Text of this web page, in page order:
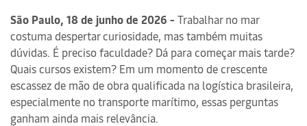
São Paulo, 18 de junho de 2026 - Trabalhar no mar
costuma despertar curiosidade, mas também muitas
dúvidas. É preciso faculdade? Dá para começar mais tarde?
Quais cursos existem? Em um momento de crescente
escassez de mão de obra qualificada na logística brasileira,
especialmente no transporte marítimo, essas perguntas
ganham ainda mais relevância.